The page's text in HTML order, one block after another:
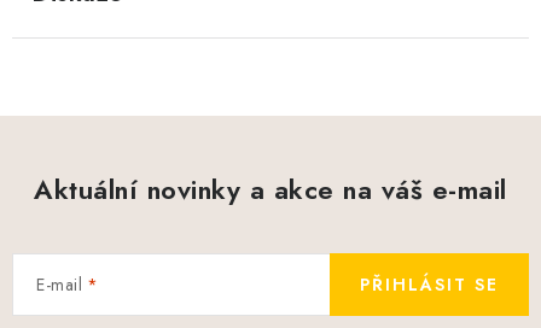
Aktuální novinky a akce na váš e-mail
E-mail PŘIHLÁSIT SE